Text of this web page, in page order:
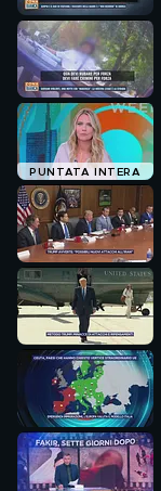
PUNTATA INTERA